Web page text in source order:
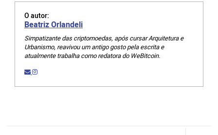
O autor:
Beatriz Orlandeli
Simpatizante das criptomoedas, após cursar Arquitetura e
Urbanismo, reavivou um antigo gosto pela escrita e
atualmente trabalha como redatora do WeBitcoin.